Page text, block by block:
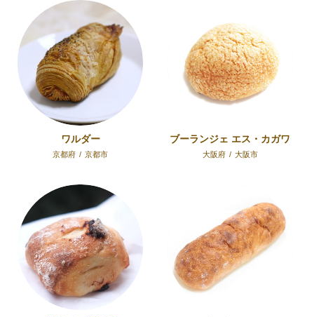
ワルダー
京都府 / 京都市
ブーランジェ エス・カガワ
大阪府 / 大阪市